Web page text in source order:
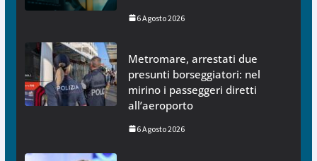
6 Agosto 2026
Metromare, arrestati due
presunti borseggiatori: nel
mirino i passeggeri diretti
all’aeroporto
6 Agosto 2026